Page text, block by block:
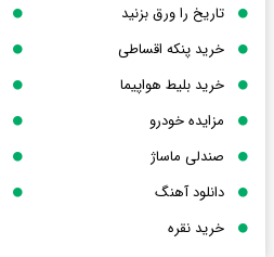
تاریخ را ورق بزنید
خرید پنکه اقساطی
خرید بلیط هواپیما
مزایده خودرو
صندلی ماساژ
دانلود آهنگ
خرید نقره